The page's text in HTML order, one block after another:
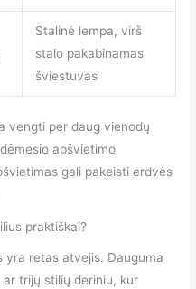
Stalinė lempa, virš
stalo pakabinamas
šviestuvas
vengti per daug vienodų
apšvietimo
gali pakeisti erdvės
praktiškai?
yra retas atvejis. Dauguma
trijų stilių deriniu, kur